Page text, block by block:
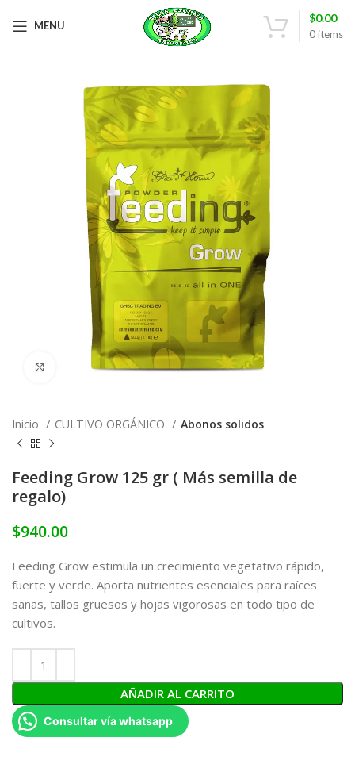
MENU
0items
$0.00
Click to enlarge
Inicio CULTIVO ORGÁNICO Abonos solidos
Feeding Grow 125 gr ( Más semilla de
regalo)
$940.00
Feeding Grow estimula un crecimiento vegetativo rápido,
fuerte y verde. Aporta nutrientes esenciales para raíces
sanas, tallos gruesos y hojas vigorosas en todo tipo de
cultivos.
AÑADIR AL CARRITO
Consultar vía whatsapp